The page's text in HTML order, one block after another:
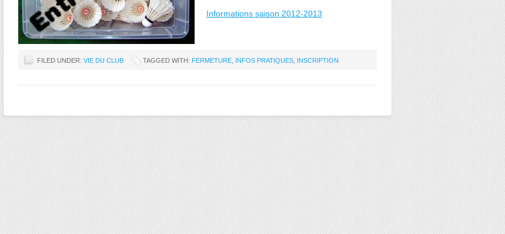
Informations saison 2012-2013
FILED UNDER: VIE DU CLUB TAGGED WITH: FERMETURE INFOS PRATIQUES INSCRIPTION